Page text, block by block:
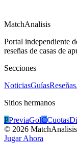
MatchAnalisis
Portal independiente
reseñas de casas de
Secciones
NoticiasGuíasReseñas
Sitios hermanos
PPreviaGolC
© 2026 MatchAnalisis
Jugar Ahora